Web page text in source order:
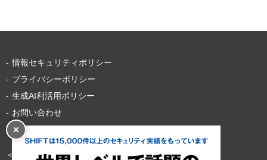
情報セキュリティポリシー
プライバシーポリシー
生成AI利活用ポリシー
お問い合わせ
サイトマップ
＜サービスのご依頼・お問い合わせは＞